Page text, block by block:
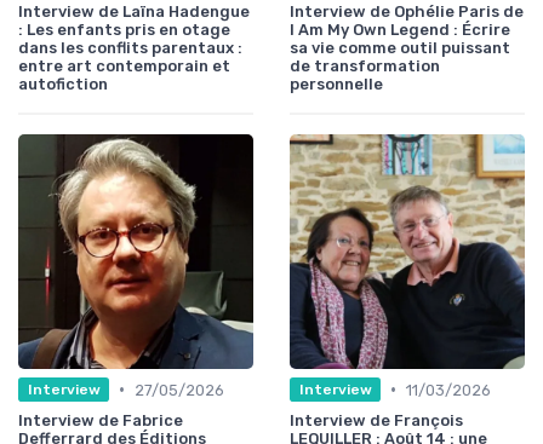
Interview de Laïna Hadengue
: Les enfants pris en otage
dans les conflits parentaux :
entre art contemporain et
autofiction
Interview de Ophélie Paris de
I Am My Own Legend : Écrire
sa vie comme outil puissant
de transformation
personnelle
Interview •
27/05/2026
Interview de Fabrice
Defferrard des Éditions
Interview • 11/03/2026
Interview de François
LEQUILLER : Août 14 : une